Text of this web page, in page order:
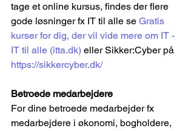
tage et online kursus, findes der flere
gode løsninger fx IT til alle se Gratis
kurser for dig, der vil vide mere om IT -
IT til alle (itta.dk) eller Sikker:Cyber på
https://sikkercyber.dk/
Betroede medarbejdere
For dine betroede medarbejder fx
medarbejdere i økonomi, bogholdere,